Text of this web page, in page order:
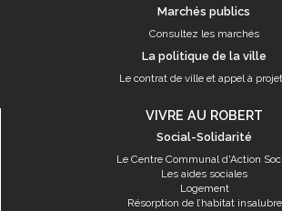
Marchés publics
Consultez les marchés
La politique de la ville
Le contrat de ville et appel à
VIVRE AU ROBERT
Social-Solidarité
Le Centre Communal d'Action
Les aides sociales
Logement
Résorption de l’habitat insalubre